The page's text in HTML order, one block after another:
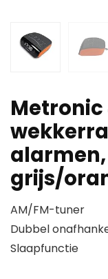
Metronic
alarmen,
grijs/
AM/FM-tuner
Dubbel
Slaapfunctie